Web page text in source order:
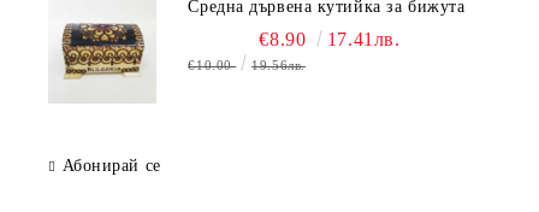
Средна дървена кутийка за бижута
€8.90 17.41лв.
€10.00 19.56лв.
Абонирай се